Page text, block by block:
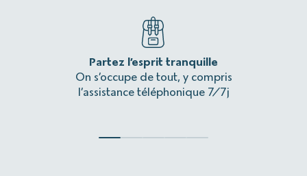
Partez l’esprit tranquille
On s’occupe de tout, y compris
l’assistance téléphonique 7/7j